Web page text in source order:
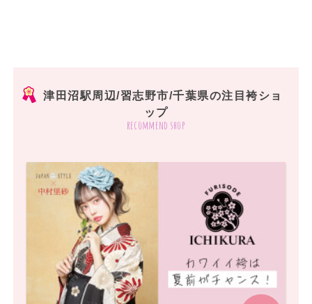
津田沼駅周辺/習志野市/千葉県の注目袴ショ
ップ
recommend shop